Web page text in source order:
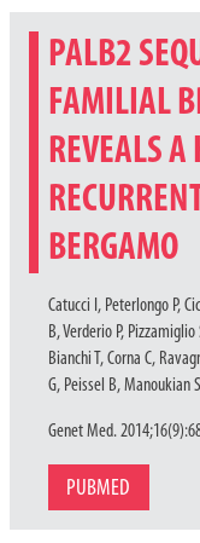
PALB2
FAMILIAL
REVEALS
BERGAMO
Catucci I, Peterlongo P,
B, Verderio P,
Bianchi T, Corna C,
G, Peissel B, Manoukian
Genet Med.
PUBMED